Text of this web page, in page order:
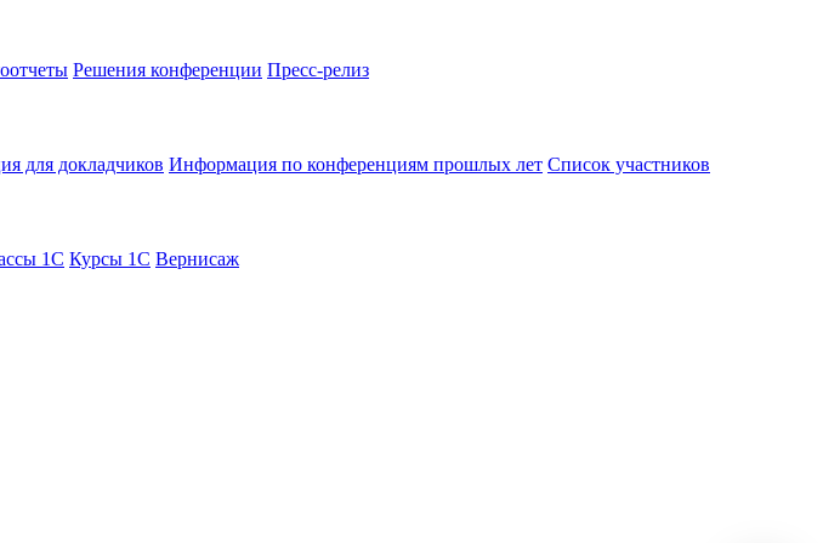
Решения конференции Пресс-релиз
для докладчиков Информация по конференциям прошлых лет Список участников
1С Курсы 1С Вернисаж